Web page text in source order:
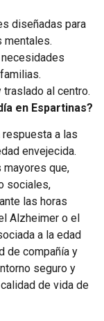
diseñadas para
mentales.
al centro.
en Espartinas?
respuesta a las
envejecida.
mayores que,
sociales,
las horas
Alzheimer o el
a la edad
de compañía y
seguro y
de vida de